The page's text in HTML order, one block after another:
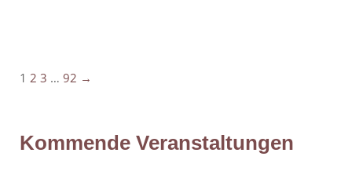
1 2 3 … 92 →
Kommende Veranstaltungen